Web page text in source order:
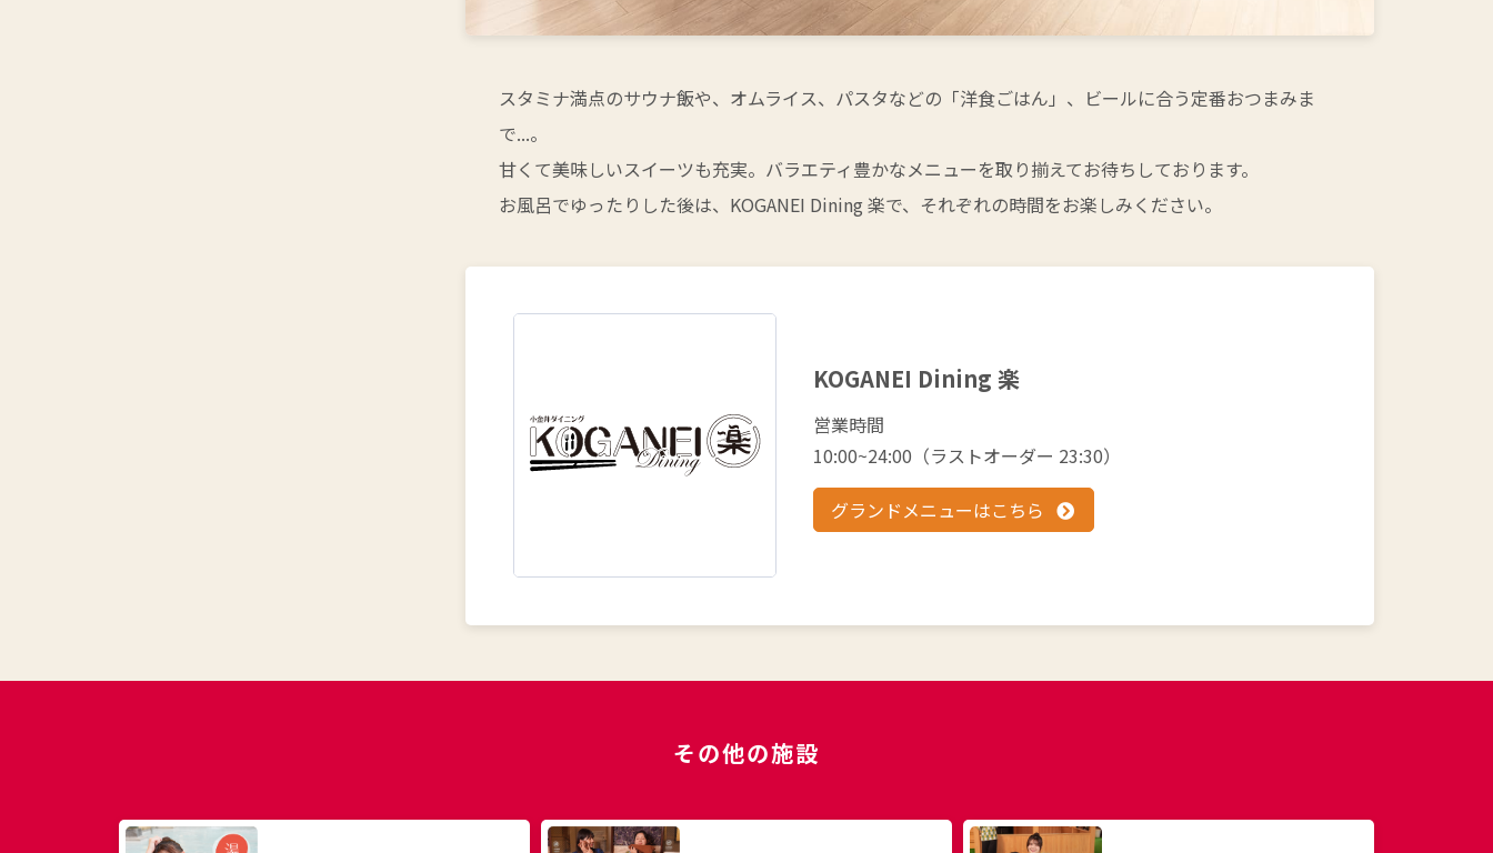
スタミナ満点のサウナ飯や、オムライス、パスタなどの「洋食ごはん」、ビールに合う定番おつまみま
で...。
甘くて美味しいスイーツも充実。バラエティ豊かなメニューを取り揃えてお待ちしております。
お風呂でゆったりした後は、KOGANEI Dining 楽で、それぞれの時間をお楽しみください。
KOGANEI Dining 楽
営業時間
10:00~24:00（ラストオーダー 23:30）
グランドメニューはこちら
その他の施設